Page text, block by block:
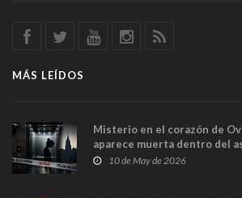
MÁS LEÍDOS
Misterio en el corazón de
aparece muerta dentro del
y las cámaras captan sus
10 de May de 2026